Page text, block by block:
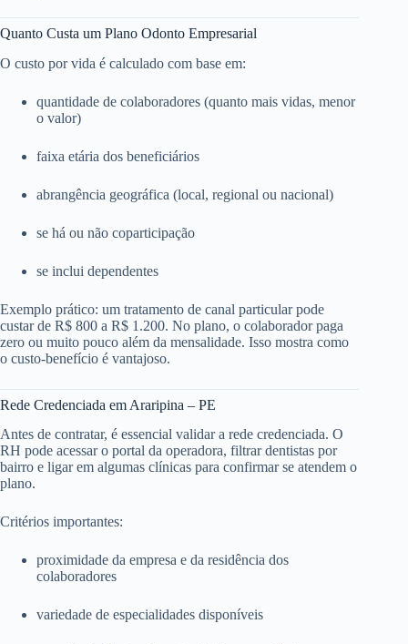
Quanto Custa um Plano Odonto Empresarial
O custo por vida é calculado com base em:
quantidade de colaboradores (quanto mais vidas, menor
o valor)
faixa etária dos beneficiários
abrangência geográfica (local, regional ou nacional)
se há ou não coparticipação
se inclui dependentes
Exemplo prático: um tratamento de canal particular pode
custar de R$ 800 a R$ 1.200. No plano, o colaborador paga
zero ou muito pouco além da mensalidade. Isso mostra como
o custo-benefício é vantajoso.
Rede Credenciada em Araripina – PE
Antes de contratar, é essencial validar a rede credenciada. O
RH pode acessar o portal da operadora, filtrar dentistas por
bairro e ligar em algumas clínicas para confirmar se atendem o
plano.
Critérios importantes:
proximidade da empresa e da residência dos
colaboradores
variedade de especialidades disponíveis